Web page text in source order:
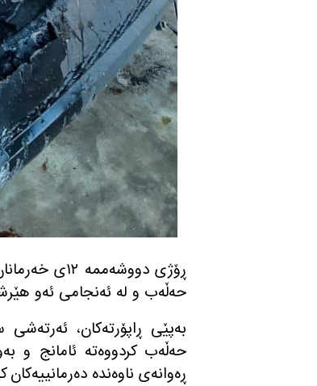
ڕۆژی
حه‌ڵه‌ب و له‌ ئه‌نجامی ئه‌و
به‌پێی ڕاپۆرته‌كان،
حه‌ڵه‌ب كردووه‌ته‌ ئامانج و
ڕه‌وانه‌ی ناوه‌نده‌ ده‌رمانییه‌كان